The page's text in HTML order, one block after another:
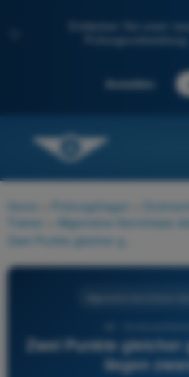
Entdecken Sie unser
Anmelden
Home Prüfungsfragen
Trainer
Allgemeine Kenntnisse
Zwei Punkte
liegen